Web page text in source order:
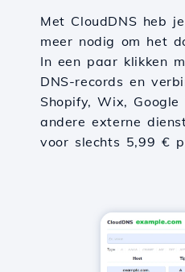
Met CloudDNS heb
meer nodig om het
In een paar klikken
DNS-records en
Shopify, Wix,
andere externe
voor slechts 5,99 €